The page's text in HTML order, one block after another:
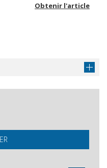
Obtenir l'article